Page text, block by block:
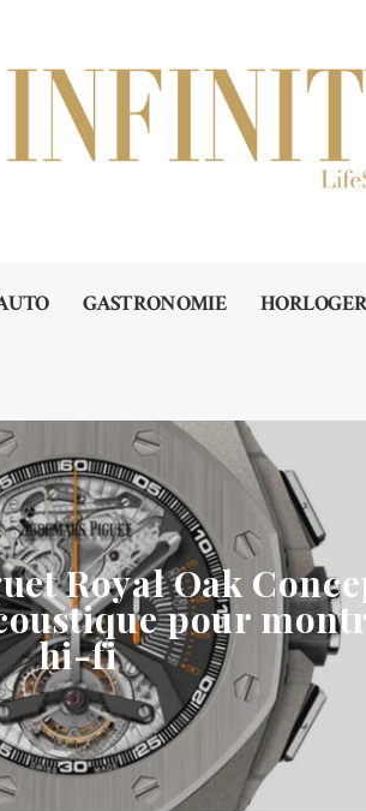
GASTRONOMIE
Royal Oak
pour
hi-fi